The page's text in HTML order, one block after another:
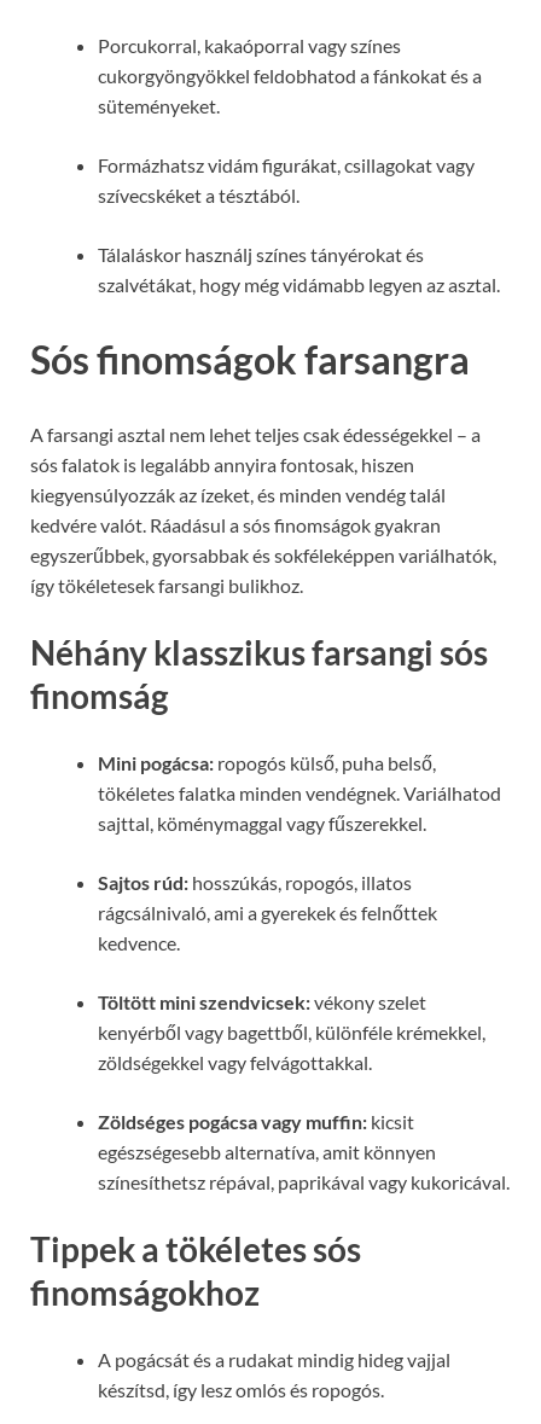
Porcukorral, kakaóporral vagy színes
cukorgyöngyökkel feldobhatod a fánkokat és a
süteményeket.
Formázhatsz vidám figurákat, csillagokat vagy
szívecskéket a tésztából.
Tálaláskor használj színes tányérokat és
szalvétákat, hogy még vidámabb legyen az asztal.
Sós finomságok farsangra
A farsangi asztal nem lehet teljes csak édességekkel – a
sós falatok is legalább annyira fontosak, hiszen
kiegyensúlyozzák az ízeket, és minden vendég talál
kedvére valót. Ráadásul a sós finomságok gyakran
egyszerűbbek, gyorsabbak és sokféleképpen variálhatók,
így tökéletesek farsangi bulikhoz.
Néhány klasszikus farsangi sós
finomság
Mini pogácsa: ropogós külső, puha belső,
tökéletes falatka minden vendégnek. Variálhatod
sajttal, köménymaggal vagy fűszerekkel.
Sajtos rúd: hosszúkás, ropogós, illatos
rágcsálnivaló, ami a gyerekek és felnőttek
kedvence.
Töltött mini szendvicsek:vékony szelet
kenyérből vagy bagettből, különféle krémekkel,
zöldségekkel vagy felvágottakkal.
Zöldséges pogácsa vagy muffin: kicsit
egészségesebb alternatíva, amit könnyen
színesíthetsz répával, paprikával vagy kukoricával.
Tippek a tökéletes sós
finomságokhoz
A pogácsát és a rudakat mindig hideg vajjal
készítsd, így lesz omlós és ropogós.